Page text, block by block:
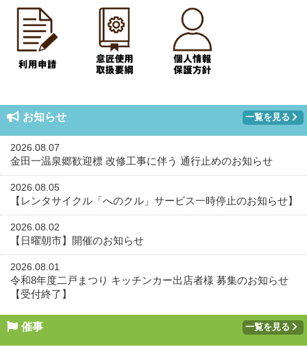
お知らせ 一覧を見る
2026.08.07
金田一温泉郷歓迎標 改修工事に伴う 通行止めのお知らせ
2026.08.05
【レンタサイクル「へのクル」サービス一時停止のお知らせ】
2026.08.02
【日曜朝市】開催のお知らせ
2026.08.01
令和8年度二戸まつり キッチンカー出店者様 募集のお知らせ
【受付終了】
催事 一覧を見る